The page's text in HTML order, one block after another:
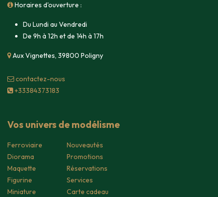
Horaires d'ouverture :
Du Lundi au Vendredi
De 9h à 12h et de 14h à 17h
Aux Vignettes, 39800 Poligny
contacte​z-nous
+33384373183
Vos univers de modélisme
Ferroviaire
Diorama
Maquette
Figurine
Miniature
Nouveautés
Promotions
Réservations
Services
Carte cadeau